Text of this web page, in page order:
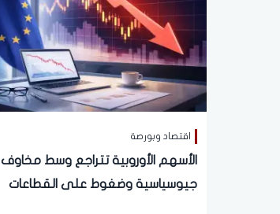
اقتصاد وبورصة
الأسهم الأوروبية تتراجع وسط مخاوف
جيوسياسية وضغوط على القطاعات